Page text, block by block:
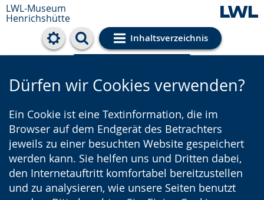
LWL-Museum
Henrichshütte
Inhaltsverzeichnis
Cookie-Einstellungen
Dürfen wir Cookies verwenden?
Ein Cookie ist eine Textinformation, die im
Browser auf dem Endgerät des Betrachters
jeweils zu einer besuchten Website gespeichert
werden kann. Sie helfen uns und Dritten dabei,
den Internetauftritt komfortabel bereitzustellen
und zu analysieren, wie unsere Seiten benutzt